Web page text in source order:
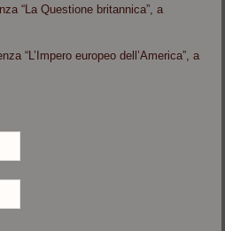
“La Questione britannica”, a
“L’Impero europeo dell’America”, a